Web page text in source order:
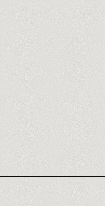
AVIS AHREFS SEMRUSH
MIXPANEL